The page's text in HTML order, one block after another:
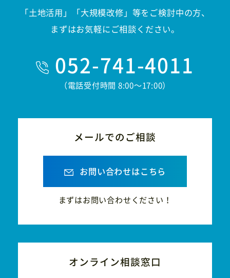
「土地活用」「大規模改修」等をご検討中の方、
まずはお気軽にご相談ください。
052-741-4011
（電話受付時間 8:00〜17:00）
メールでのご相談
お問い合わせはこちら
まずはお問い合わせください！
オンライン相談窓口